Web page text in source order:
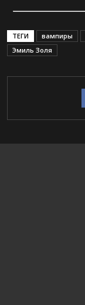
ТЕГИ вампиры
Эмиль Золя